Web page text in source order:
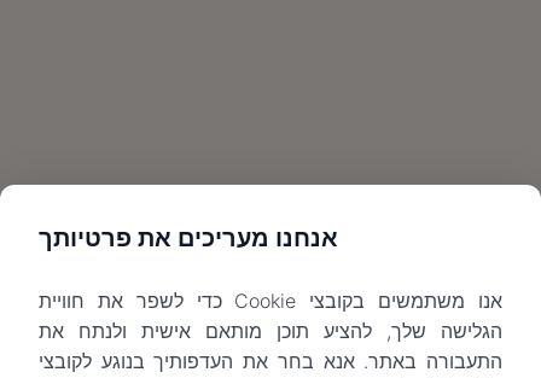
אנחנו מעריכים את פרטיותך
אנו משתמשים בקובצי Cookie כדי לשפר את חוויית
הגלישה שלך, להציע תוכן מותאם אישית ולנתח את
התעבורה באתר. אנא בחר את העדפותיך בנוגע לקובצי